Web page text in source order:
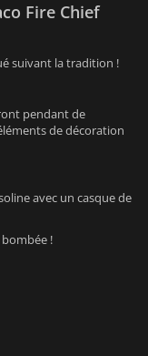
Fire Chief
suivant la tradition !
pendant de
de décoration
avec un casque de
!